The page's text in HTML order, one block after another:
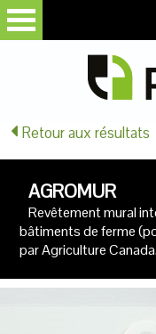
Retour aux résultats
AGROMUR
Revêtement mural
bâtiments de ferme
par Agriculture